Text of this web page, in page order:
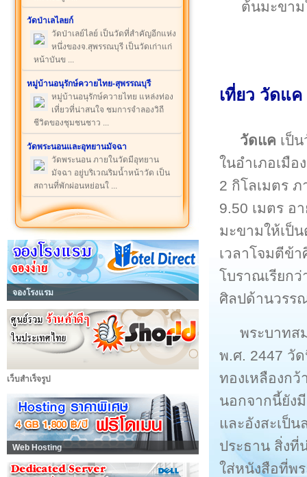
วัดป่าเลไลยก์
วัดป่าเลย์ไลย์ เป็นวัดที่สำคัญอีกแห่ง
หนึ่งของจ.สุพรรณบุรี เป็นวัดเก่าแก่
หน้าบันข ...
หมู่บ้านอนุรักษ์ควายไทย-สุพรรณบุรี
หมู่บ้านอนุรักษ์ควายไทย แหล่งท่อง
เที่ยวที่น่าสนใจ ชมการจำลองวิถี
ชีวิตของชุมชนชาว ...
วัดพระนอนและอุทยานมัจฉา
วัดพระนอน ภายในวัดมีอุทยาน
มัจฉา อยู่บริเวณริมน้ำหน้าวัด เป็น
สถานที่พักผ่อนหย่อนใ ...
จองโรงแรม
เว็บสำเร็จรูป
Web Hosting
ต้นมะขา
เที่ยว วัดแ
วัดแค เป็
ในอำเภอเมื
2 กิโลเมตร
9.50 เมตร อ
มะขามให้เป็
เวลาโจมตีข้
โบราณเรียก
ศิลปด้านวรร
พระบาทส
พ.ศ. 2447 วั
ทองเหลืองกว้
นอกจากนี้ยัง
และอังสะเป็
ประธาน สิ่งที่
ใส่หนังสือที่พ